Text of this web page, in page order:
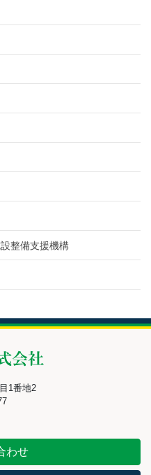
整備支援機構
1番地2
わせ